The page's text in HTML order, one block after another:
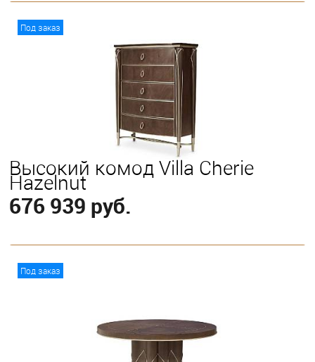
Под заказ
Высокий комод Villa Cherie
Hazelnut
676 939 руб.
Под заказ